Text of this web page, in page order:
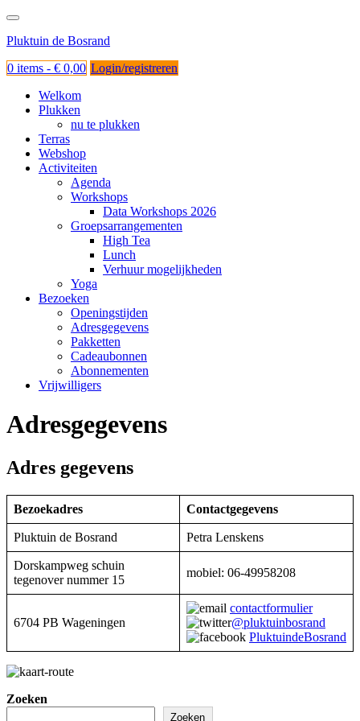
Ga
de
Pluktuin de Bosrand
0 items - € 0,00 Login/registreren
Welkom
Plukken
nu te plukken
Terras
Webshop
Activiteiten
Agenda
Workshops
Data Workshops 2026
Groepsarrangementen
High Tea
Lunch
Verhuur mogelijkheden
Yoga
Bezoeken
Openingstijden
Adresgegevens
Pakketten
Cadeaubonnen
Abonnementen
Vrijwilligers
Adresgegevens
Adres gegevens
Bezoekadres Contactgegevens
Pluktuin de Bosrand Petra Lenskens
Dorskampweg schuin
tegenover nummer 15
mobiel: 06-49958208
6704 PB Wageningen
contactformulier
@pluktuinbosrand
PluktuindeBosrand
Zoeken
Zoeken